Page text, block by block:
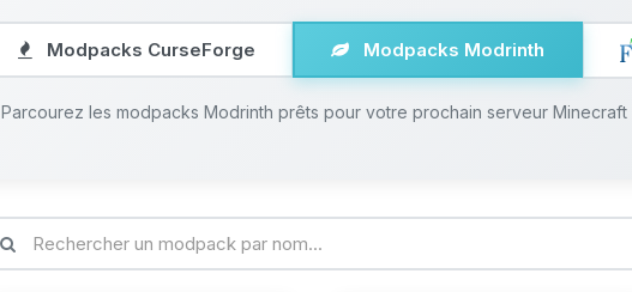
Modpacks CurseForge Modpacks Modrinth
Parcourez les modpacks Modrinth prêts pour votre prochain serveur Minecraft